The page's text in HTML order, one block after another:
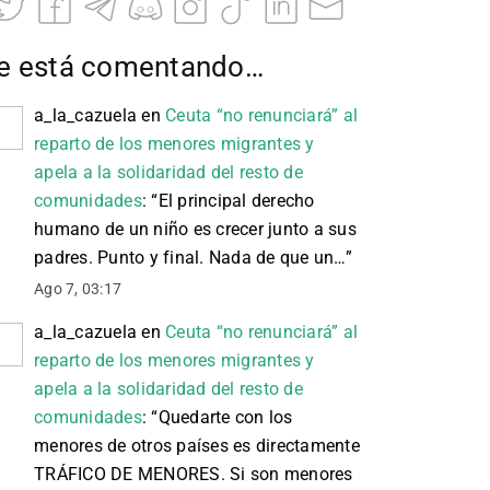
está comentando…
a_la_cazuela en Ceuta “no renunciará” al
reparto de los menores migrantes y
apela a la solidaridad del resto de
comunidades: “El principal derecho
humano de un niño es crecer junto a sus
padres. Punto y final. Nada de que un…”
Ago 7, 03:17
a_la_cazuela en Ceuta “no renunciará” al
reparto de los menores migrantes y
apela a la solidaridad del resto de
comunidades: “Quedarte con los
menores de otros países es directamente
TRÁFICO DE MENORES. Si son menores